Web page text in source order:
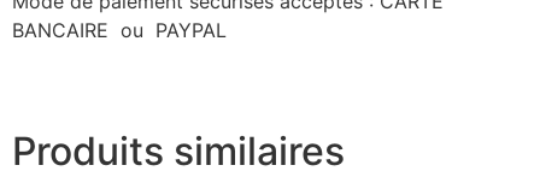
BANCAIRE ou PAYPAL
Produits similaires